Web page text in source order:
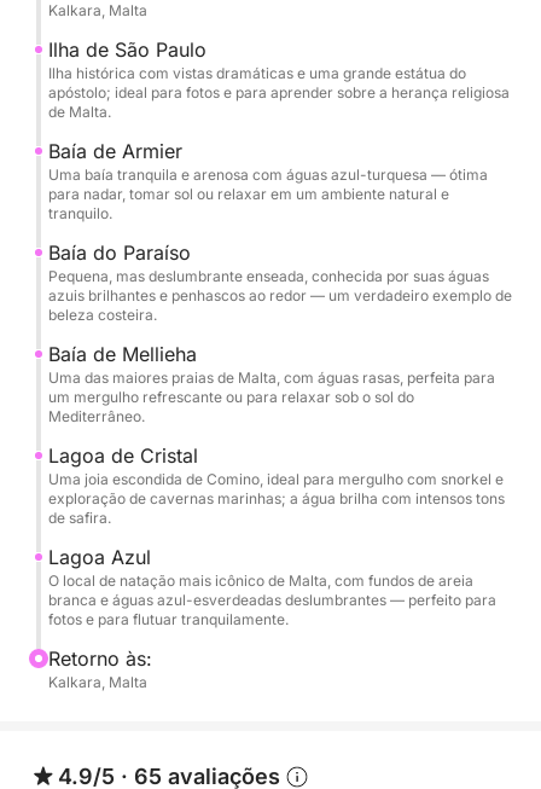
Continuando, navegaremos em direção à Lagoa de
Cristal, um local sereno com águas azul-turquesa
deslumbrantes, perfeitas para fotos. Por fim,
visitaremos a icônica Lagoa Azul, famosa por suas
mergulhar com snorkel ou simplesmente relaxar no
paraíso.
Ao longo do passeio, você terá a oportunidade de
relaxar e apreciar a bela paisagem enquanto
saboreia bebidas refrescantes e se aquece ao sol do
que você tenha um dia tranquilo e memorável na
água.
Kalkara, Malta
Ilha de São Paulo
Ilha histórica com vistas dramáticas e uma grande estátua do
apóstolo; ideal para fotos e para aprender sobre a herança religiosa
de Malta.
Baía de Armier
Uma baía tranquila e arenosa com águas azul-turquesa — ótima
para nadar, tomar sol ou relaxar em um ambiente natural e
tranquilo.
Baía do Paraíso
Pequena, mas deslumbrante enseada, conhecida por suas águas
azuis brilhantes e penhascos ao redor — um verdadeiro exemplo de
beleza costeira.
Baía de Mellieha
Uma das maiores praias de Malta, com águas rasas, perfeita para
um mergulho refrescante ou para relaxar sob o sol do
Mediterrâneo.
Lagoa de Cristal
Uma joia escondida de Comino, ideal para mergulho com snorkel e
exploração de cavernas marinhas; a água brilha com intensos tons
de safira.
Lagoa Azul
O local de natação mais icônico de Malta, com fundos de areia
branca e águas azul-esverdeadas deslumbrantes — perfeito para
fotos e para flutuar tranquilamente.
Retorno às:
Kalkara, Malta
4.9/5 · 65 avaliações